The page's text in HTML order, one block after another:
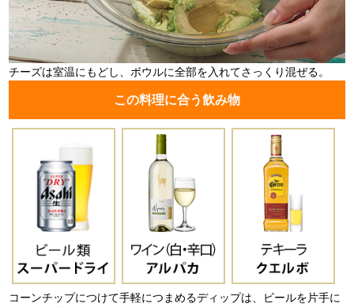
チーズは室温にもどし、ボウルに全部を入れてさっくり混ぜる。
この料理に合う飲み物
コーンチップにつけて手軽につまめるディップは、ビールを片手に